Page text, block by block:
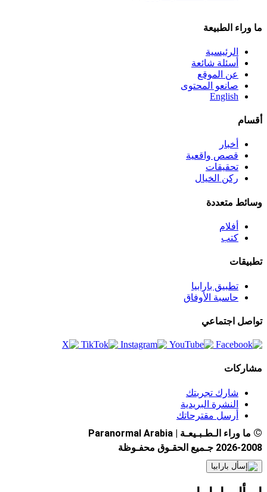
ما وراء الطبيعة
الرئيسية
أسئلة شائعة
عن الموقع
صانعو المحتوى
English
أقسام
أخبار
قصص واقعية
تحقيقات
ركن الخيال
وسائط متعددة
أفلام
كتب
تطبيقات
تطبيق بارابيا
حاسبة الأوفاق
تواصل اجتماعي
مشاركات
شارك تجربتك
النشرة البريدية
أرسل مقترحاتك
© ما وراء الـطـبـيعـة | Paranormal Arabia
2026-2008 جـميع الحقـوق محفـوظة